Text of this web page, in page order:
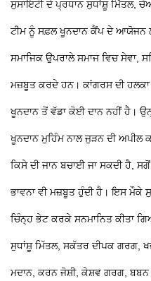
ਸੁਸਾਇਟੀ ਦੇ ਪ੍ਰਧਾਨ ਸੁਧਾਂਸ਼ੂ ਮਿੱਤਲ,
ਟੀਮ ਨੂੰ ਸਫ਼ਲ ਖੂਨਦਾਨ ਕੈਂਪ ਦੇ ਆਯੋਜਨ
ਸਮਾਜਿਕ ਉਪਰਾਲੇ ਸਮਾਜ ਵਿਚ ਸੇਵਾ,
ਮਜ਼ਬੂਤ ਕਰਦੇ ਹਨ। ਕਾਂਗਰਸ ਦੀ ਹਲਕਾ
ਖੂਨਦਾਨ ਤੋਂ ਵੱਡਾ ਕੋਈ ਦਾਨ ਨਹੀਂ ਹੈ।
ਖੂਨਦਾਨ ਮੁਹਿੰਮ ਨਾਲ ਜੁੜਨ ਦੀ ਅਪੀਲ
ਕਿਸੇ ਦੀ ਜਾਨ ਬਚਾਈ ਜਾ ਸਕਦੀ ਹੈ,
ਭਾਵਨਾ ਵੀ ਮਜ਼ਬੂਤ ਹੁੰਦੀ ਹੈ। ਇਸ ਮੌਕੇ
ਚਿੰਨ੍ਹ ਭੇਟ ਕਰਕੇ ਸਨਮਾਨਿਤ ਕੀਤਾ
ਸੁਧਾਂਸ਼ੂ ਮਿੱਤਲ, ਸਕੱਤਰ ਦੀਪਕ ਗਰਗ,
ਮਦਾਨ, ਕਰਨ ਜੋਸ਼ੀ, ਕੇਸ਼ਵ ਗਰਗ, ਬਬਨ